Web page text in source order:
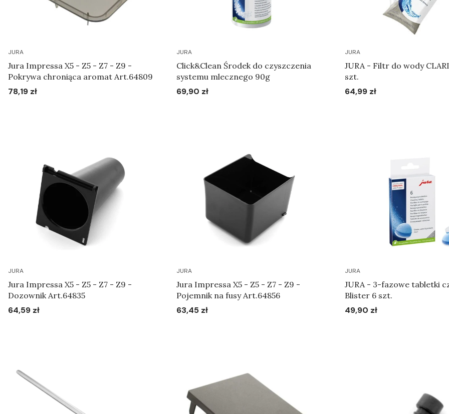
JURA
Jura Impressa X5 - Z5 - Z7 - Z9 -
Pokrywa chroniąca aromat Art.64809
Cena
78,19 zł
JURA
Click&Clean Środek do czyszczenia
systemu mlecznego 90g
Cena
69,90 zł
JURA
JURA - Filtr do wody
szt.
Cena
64,99 zł
JURA
Jura Impressa X5 - Z5 - Z7 - Z9 -
Dozownik Art.64835
Cena
64,59 zł
JURA
Jura Impressa X5 - Z5 - Z7 - Z9 -
Pojemnik na fusy Art.64856
Cena
63,45 zł
JURA
JURA - 3-fazowe tabletki
Blister 6 szt.
Cena
49,90 zł